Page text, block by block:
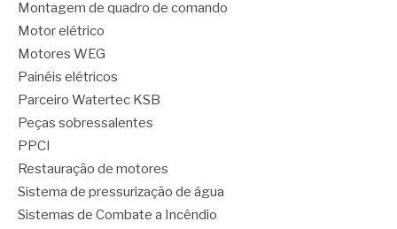
Montagem de quadro de comando
Motor elétrico
Motores WEG
Painéis elétricos
Parceiro Watertec KSB
Peças sobressalentes
PPCI
Restauração de motores
Sistema de pressurização de água
Sistemas de Combate a Incêndio